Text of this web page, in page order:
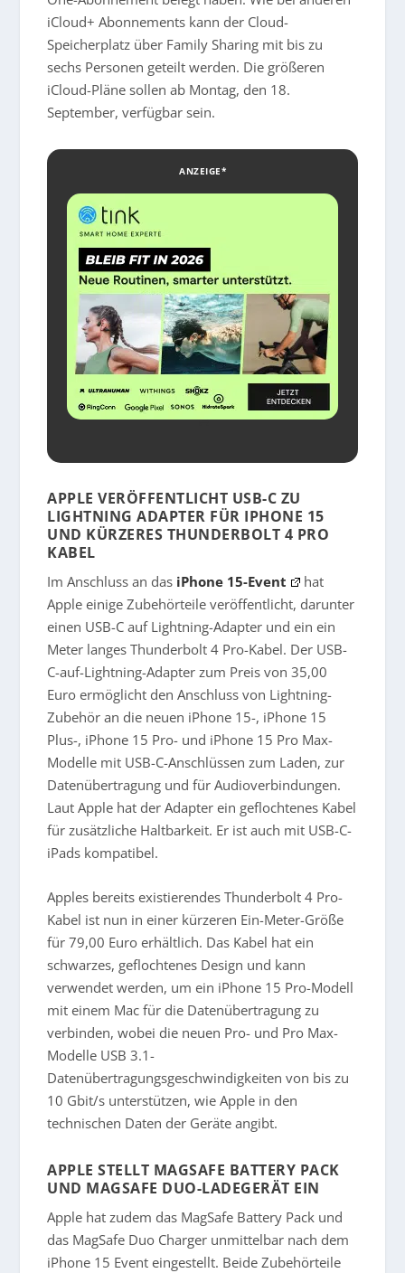
iCloud+ Abonnements kann der Cloud-
Speicherplatz über Family Sharing mit bis zu
sechs Personen geteilt werden. Die größeren
iCloud-Pläne sollen ab Montag, den 18.
September, verfügbar sein.
ANZEIGE*
APPLE VERÖFFENTLICHT USB-C ZU
LIGHTNING ADAPTER FÜR IPHONE 15
UND KÜRZERES THUNDERBOLT 4 PRO
KABEL
Im Anschluss an das iPhone 15-Event
hat
Apple einige Zubehörteile veröffentlicht, darunter
einen USB-C auf Lightning-Adapter und ein ein
Meter langes Thunderbolt 4 Pro-Kabel. Der USB-
C-auf-Lightning-Adapter zum Preis von 35,00
Euro ermöglicht den Anschluss von Lightning-
Zubehör an die neuen iPhone 15-, iPhone 15
Plus-, iPhone 15 Pro- und iPhone 15 Pro Max-
Modelle mit USB-C-Anschlüssen zum Laden, zur
Datenübertragung und für Audioverbindungen.
Laut Apple hat der Adapter ein geflochtenes Kabel
für zusätzliche Haltbarkeit. Er ist auch mit USB-C-
iPads kompatibel.
Apples bereits existierendes Thunderbolt 4 Pro-
Kabel ist nun in einer kürzeren Ein-Meter-Größe
für 79,00 Euro erhältlich. Das Kabel hat ein
schwarzes, geflochtenes Design und kann
verwendet werden, um ein iPhone 15 Pro-Modell
mit einem Mac für die Datenübertragung zu
verbinden, wobei die neuen Pro- und Pro Max-
Modelle USB 3.1-
Datenübertragungsgeschwindigkeiten von bis zu
10 Gbit/s unterstützen, wie Apple in den
technischen Daten der Geräte angibt.
APPLE STELLT MAGSAFE BATTERY PACK
UND MAGSAFE DUO-LADEGERÄT EIN
Apple hat zudem das MagSafe Battery Pack und
das MagSafe Duo Charger unmittelbar nach dem
iPhone 15 Event eingestellt. Beide Zubehörteile